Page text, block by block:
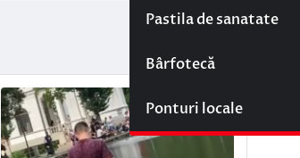
Pastila de sanatate
Bârfotecă
Ponturi locale